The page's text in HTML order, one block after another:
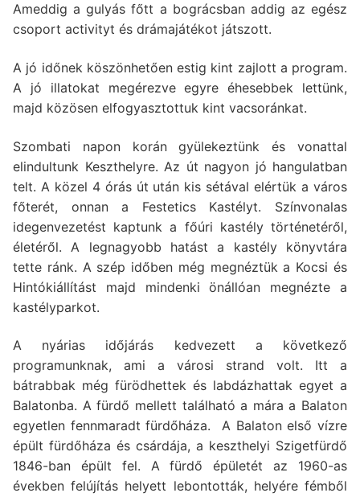
Ameddig a gulyás főtt a bográcsban addig az egész
csoport activityt és drámajátékot játszott.
A jó időnek köszönhetően estig kint zajlott a program.
A jó illatokat megérezve egyre éhesebbek lettünk,
majd közösen elfogyasztottuk kint vacsoránkat.
Szombati napon korán gyülekeztünk és vonattal
elindultunk Keszthelyre. Az út nagyon jó hangulatban
telt. A közel 4 órás út után kis sétával elértük a város
főterét, onnan a Festetics Kastélyt. Színvonalas
idegenvezetést kaptunk a főúri kastély történetéről,
életéről. A legnagyobb hatást a kastély könyvtára
tette ránk. A szép időben még megnéztük a Kocsi és
Hintókiállítást majd mindenki önállóan megnézte a
kastélyparkot.
A nyárias időjárás kedvezett a következő
programunknak, ami a városi strand volt. Itt a
bátrabbak még fürödhettek és labdázhattak egyet a
Balatonba. A fürdő mellett található a mára a Balaton
egyetlen fennmaradt fürdőháza. A Balaton első vízre
épült fürdőháza és csárdája, a keszthelyi Szigetfürdő
1846-ban épült fel. A fürdő épületét az 1960-as
években felújítás helyett lebontották, helyére fémből